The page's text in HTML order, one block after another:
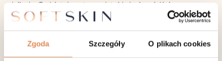
Zgoda Szczegóły O plikach cookies
i dłonie. O nich też warto pamiętać i nie dopuścić do
przesuszenia i pękania skóry. Stosuj pomadki ochronne, noś
wysuszona. Przylegające ubrania, przesuszone powietrze w
pomieszczonych, zmniejszona podaż płynów, które